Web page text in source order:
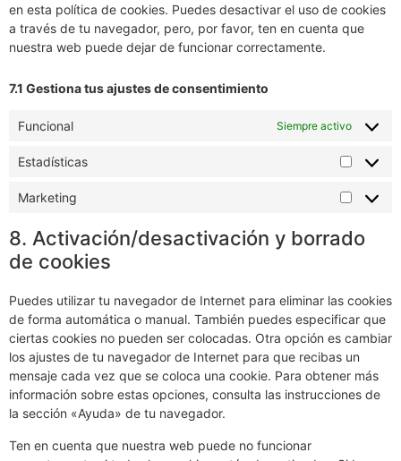
en esta política de cookies. Puedes desactivar el uso de cookies
a través de tu navegador, pero, por favor, ten en cuenta que
nuestra web puede dejar de funcionar correctamente.
7.1 Gestiona tus ajustes de consentimiento
Funcional Siempre activo
Estadísticas
Marketing
8. Activación/desactivación y borrado
de cookies
Puedes utilizar tu navegador de Internet para eliminar las cookies
de forma automática o manual. También puedes especificar que
ciertas cookies no pueden ser colocadas. Otra opción es cambiar
los ajustes de tu navegador de Internet para que recibas un
mensaje cada vez que se coloca una cookie. Para obtener más
información sobre estas opciones, consulta las instrucciones de
la sección «Ayuda» de tu navegador.
Ten en cuenta que nuestra web puede no funcionar